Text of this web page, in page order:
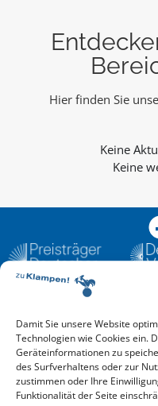
Damit Sie unsere Website
Technologien wie Cookies ein.
Geräteinformationen zu
des Surfverhaltens oder zur
zustimmen oder Ihre
Funktionalität der Seite
Hier finden Sie
Keine
Aktuelle Vorschau
Entdecken Sie das aktuelle
Hier finden Sie die
reinlesen oder
Download: Vorschau zu
Mehr aktuelle